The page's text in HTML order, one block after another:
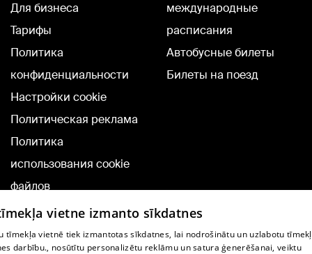
Для бизнеса
Тарифы
Политика
конфиденциальности
Настройки cookie
Политическая реклама
Политика
использования cookie
файлов
Добавление
комментариев
международные
расписания
Автобусные билеты
Билеты на поезд
vietne izmanto sīkdatnes
tīmekļa vietnē tiek izmantotas sīkdatnes, lai nodrošinātu un uzlabotu
darbību., nosūtītu personalizētu reklāmu un satura ģenerēšanai, veiktu